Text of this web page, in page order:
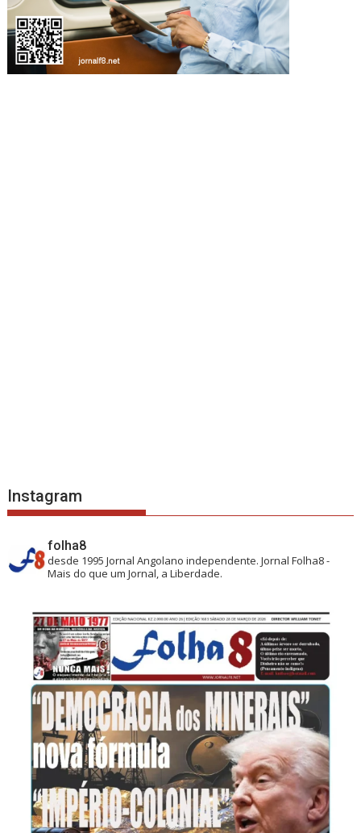
Instagram
folha8
desde 1995 Jornal Angolano independente.Jornal Folha8 -
Mais do que um Jornal, a Liberdade.